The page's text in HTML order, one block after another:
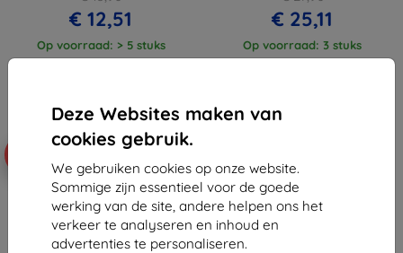
Deze Websites maken van
cookies gebruik.
We gebruiken cookies op onze website.
Sommige zijn essentieel voor de goede
werking van de site, andere helpen ons het
verkeer te analyseren en inhoud en
advertenties te personaliseren.
€ 12,51
Op voorraad: > 5 stuks
€ 25,11
Op voorraad: 3 stuks